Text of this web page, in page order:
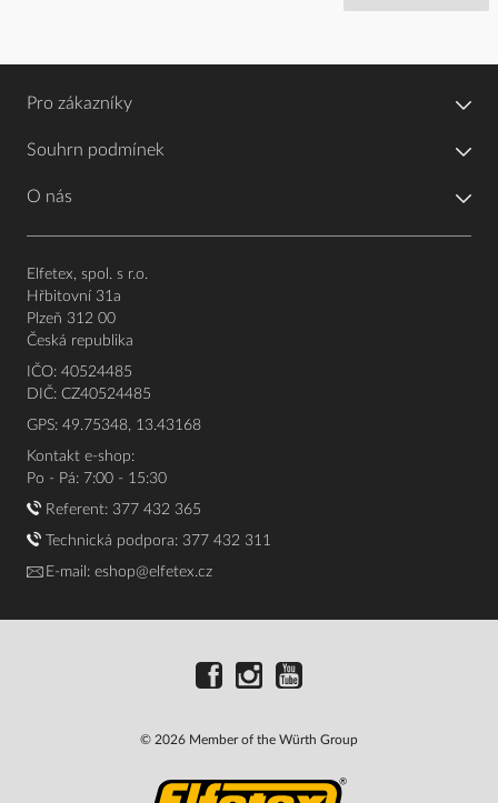
Pro zákazníky
Souhrn podmínek
O nás
Elfetex, spol. s r.o.
Hřbitovní 31a
Plzeň 312 00
Česká republika
IČO: 40524485
DIČ: CZ40524485
GPS: 49.75348, 13.43168
Kontakt e-shop:
Po - Pá: 7:00 - 15:30
Referent: 377 432 365
Technická podpora: 377 432 311
E-mail: eshop@elfetex.cz
© 2026 Member of the Würth Group